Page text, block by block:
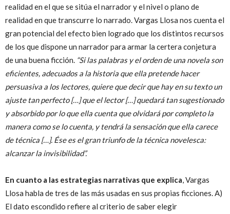
realidad en el que se sitúa el narrador y el nivel o plano de
realidad en que transcurre lo narrado. Vargas Llosa nos cuenta el
gran potencial del efecto bien logrado que los distintos recursos
de los que dispone un narrador para armar la certera conjetura
de una buena ficción. “Si las palabras y el orden de una novela son
eficientes, adecuados a la historia que ella pretende hacer
persuasiva a los lectores, quiere que decir que hay en su texto un
ajuste tan perfecto […] que el lector […] quedará tan sugestionado
y absorbido por lo que ella cuenta que olvidará por completo la
manera como se lo cuenta, y tendrá la sensación que ella carece
de técnica […]. Ése es el gran triunfo de la técnica novelesca:
alcanzar la invisibilidad”.
En cuanto a las estrategias narrativas que explica, Vargas
Llosa habla de tres de las más usadas en sus propias ficciones. A)
El dato escondido refiere al criterio de saber elegir